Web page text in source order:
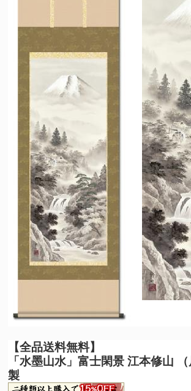
【全品送料無料】
「水墨山水」富士閑景 江本修山
製